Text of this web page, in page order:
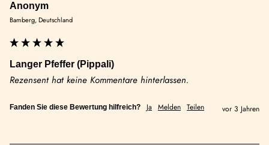
Anonym
Bamberg, Deutschland
Langer Pfeffer (Pippali)
Rezensent hat keine Kommentare hinterlassen.
Fanden Sie diese Bewertung hilfreich? Ja Melden Teilen vor 3 Jahren